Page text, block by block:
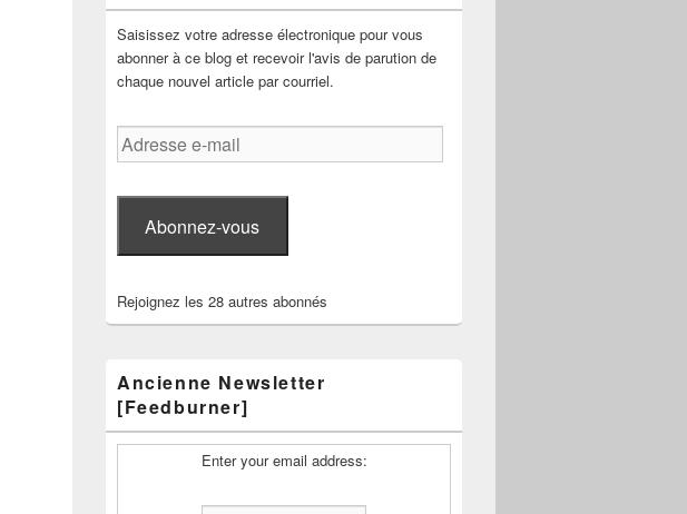
Saisissez votre adresse électronique pour vous
abonner à ce blog et recevoir l'avis de parution de
chaque nouvel article par courriel.
Adresse
e-
Abonnez-vous
Rejoignez les 28 autres abonnés
Ancienne Newsletter
[Feedburner]
Enter your email address: